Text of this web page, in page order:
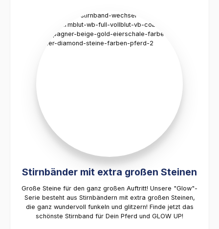
Stirnbänder mit extra großen Steinen
Große Steine für den ganz großen Auftritt! Unsere "Glow"-
Serie besteht aus Stirnbändern mit extra großen Steinen,
die ganz wundervoll funkeln und glitzern! Finde jetzt das
schönste Stirnband für Dein Pferd und GLOW UP!